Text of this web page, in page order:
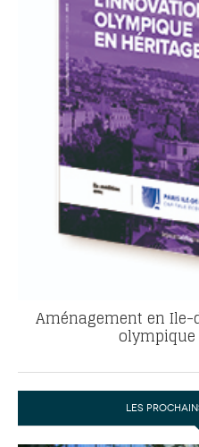
Aménagement en Ile-
LES